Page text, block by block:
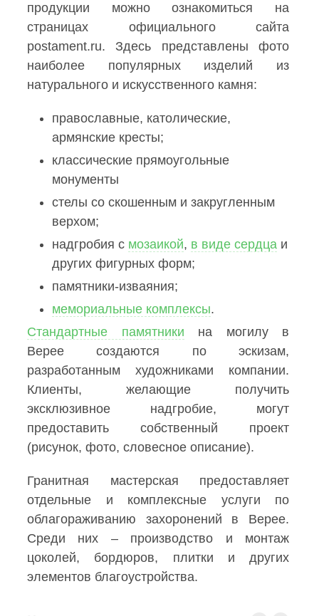
продукции можно ознакомиться на
страницах официального сайта
postament.ru. Здесь представлены фото
наиболее популярных изделий из
натурального и искусственного камня:
православные, католические,
армянские кресты;
классические прямоугольные
монументы
стелы со скошенным и закругленным
верхом;
надгробия с мозаикой, в виде сердца и
других фигурных форм;
памятники-изваяния;
мемориальные комплексы.
Стандартные памятники на могилу в
Верее создаются по эскизам,
разработанным художниками компании.
Клиенты, желающие получить
эксклюзивное надгробие, могут
предоставить собственный проект
(рисунок, фото, словесное описание).
Гранитная мастерская предоставляет
отдельные и комплексные услуги по
облагораживанию захоронений в Верее.
Среди них – производство и монтаж
цоколей, бордюров, плитки и других
элементов благоустройства.